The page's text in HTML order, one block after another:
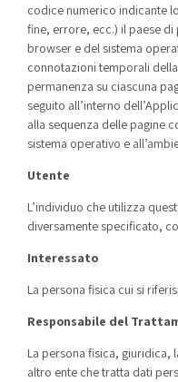
codice numerico indicante
fine, errore, ecc.) il paese
browser e del sistema
connotazioni temporali
permanenza su ciascuna
seguito all’interno
alla sequenza delle pagine
sistema operativo e
Utente
L’individuo che utilizza
diversamente specificato,
Interessato
La persona fisica cui si
Responsabile del
La persona fisica, giuridica,
altro ente che tratta dati